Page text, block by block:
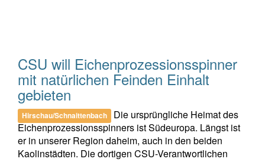
CSU will Eichenprozessionsspinner
mit natürlichen Feinden Einhalt
gebieten
Hirschau/Schnaittenbach
Die ursprüngliche Heimat des
Eichenprozessionsspinners ist Südeuropa. Längst ist
er in unserer Region daheim, auch in den beiden
Kaolinstädten. Die dortigen CSU-Verantwortlichen